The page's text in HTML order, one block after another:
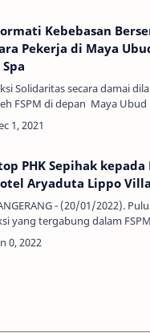
Kebebasan
Pekerja di Maya
Solidaritas secara damai
FSPM di depan Maya Ubud
hari ini, 31 Desember 2021,
kepada pihak
PHK Sepihak kepada
Aryaduta Lippo
- (20/01/2022).
yang tergabung dalam
kembali melakukan
kepada pekerja hotel